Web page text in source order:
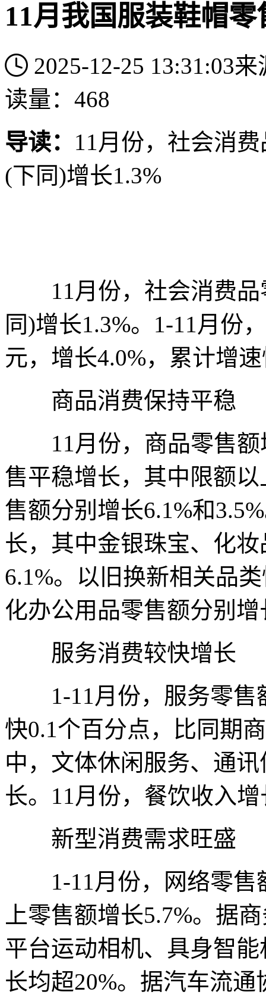
11月我国服装鞋帽
2025-12-25 13:31:03来
读量：468
导读： 11月份，社会消
(下同)增长1.3%
11月份，社会消费品
同)增长1.3%。1-11月份
元，增长4.0%，累计增
商品消费保持平稳
11月份，商品零售额
售平稳增长，其中限额
售额分别增长6.1%和
长，其中金银珠宝、化
6.1%。以旧换新相关品
化办公用品零售额分别增
服务消费较快增长
1-11月份，服务零售
快0.1个百分点，比同期
中，文体休闲服务、通
长。11月份，餐饮收入
新型消费需求旺盛
1-11月份，网络零售
上零售额增长5.7%。据
平台运动相机、具身智
长均超20%。据汽车流